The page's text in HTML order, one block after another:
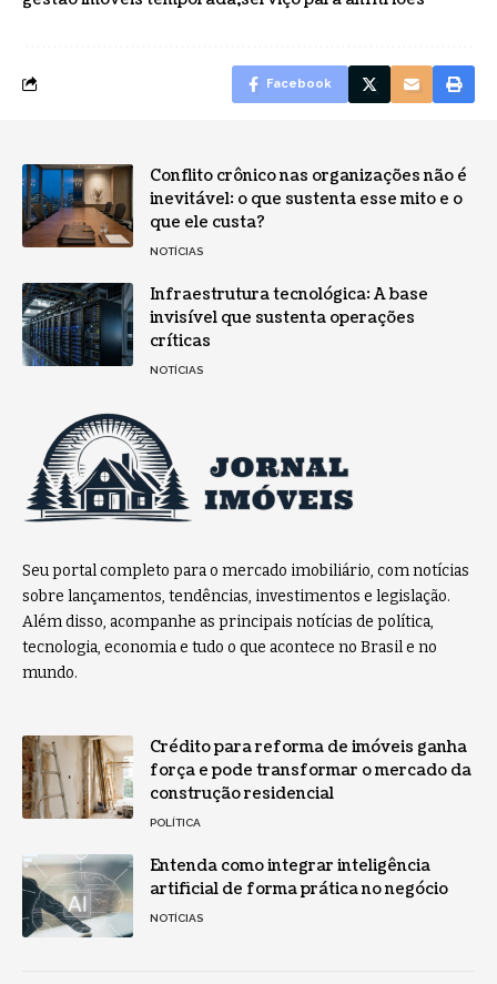
Facebook
Conflito crônico nas organizações não é
inevitável: o que sustenta esse mito e o
que ele custa?
NOTÍCIAS
Infraestrutura tecnológica: A base
invisível que sustenta operações
críticas
NOTÍCIAS
Seu portal completo para o mercado imobiliário, com notícias
sobre lançamentos, tendências, investimentos e legislação.
Além disso, acompanhe as principais notícias de política,
tecnologia, economia e tudo o que acontece no Brasil e no
mundo.
Crédito para reforma de imóveis ganha
força e pode transformar o mercado da
construção residencial
POLÍTICA
Entenda como integrar inteligência
artificial de forma prática no negócio
NOTÍCIAS